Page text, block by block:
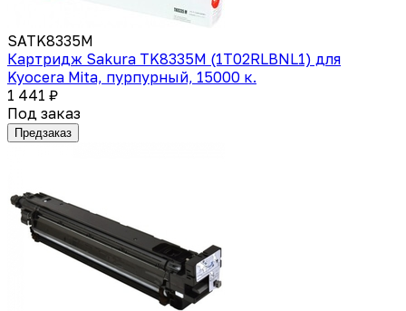
SATK8335M
Картридж Sakura TK8335M (1T02RLBNL1) для
Kyocera Mita, пурпурный, 15000 к.
1 441 ₽
Под заказ
Предзаказ